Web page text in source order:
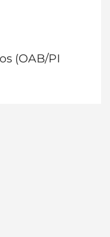
(OAB/PI